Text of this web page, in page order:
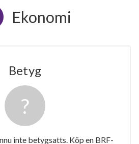
Ekonomi
Betyg
inte betygsatts. Köp en BRF-